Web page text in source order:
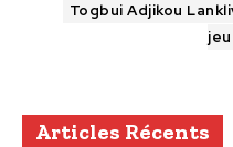
Togbui Adjikou
Articles Récents